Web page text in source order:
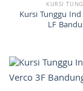
KURSI
Kursi Tunggu
LF